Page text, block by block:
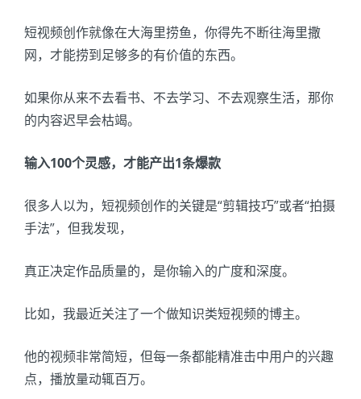
短视频创作就像在大海里捞鱼，你得先不断往海里撒
网，才能捞到足够多的有价值的东西。
如果你从来不去看书、不去学习、不去观察生活，那你
的内容迟早会枯竭。
输入100个灵感，才能产出1条爆款
很多人以为，短视频创作的关键是“剪辑技巧”或者“拍摄
手法”，但我发现，
真正决定作品质量的，是你输入的广度和深度。
比如，我最近关注了一个做知识类短视频的博主。
他的视频非常简短，但每一条都能精准击中用户的兴趣
点，播放量动辄百万。